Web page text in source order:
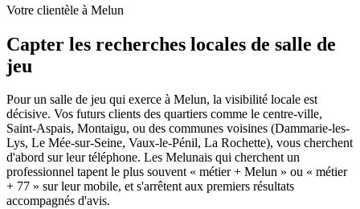
Votre clientèle à Melun
Capter les recherches locales de salle de
jeu
Pour un salle de jeu qui exerce à Melun, la visibilité locale est
décisive. Vos futurs clients des quartiers comme le centre-ville,
Saint-Aspais, Montaigu, ou des communes voisines (Dammarie-les-
Lys, Le Mée-sur-Seine, Vaux-le-Pénil, La Rochette), vous cherchent
d'abord sur leur téléphone. Les Melunais qui cherchent un
professionnel tapent le plus souvent « métier + Melun » ou « métier
+ 77 » sur leur mobile, et s'arrêtent aux premiers résultats
accompagnés d'avis.